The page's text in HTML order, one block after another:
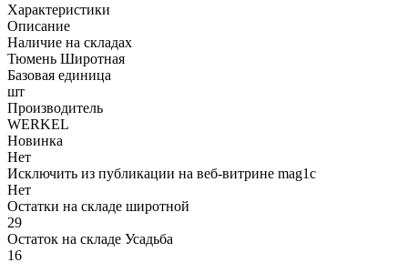
Характеристики
Описание
Наличие на складах
Тюмень Широтная
Базовая единица
шт
Производитель
WERKEL
Новинка
Нет
Исключить из публикации на веб-витрине mag1c
Нет
Остатки на складе широтной
29
Остаток на складе Усадьба
16